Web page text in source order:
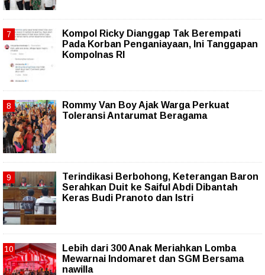
Kompol Ricky Dianggap Tak Berempati
Pada Korban Penganiayaan, Ini Tanggapan
Kompolnas RI
Rommy Van Boy Ajak Warga Perkuat
Toleransi Antarumat Beragama
Terindikasi Berbohong, Keterangan Baron
Serahkan Duit ke Saiful Abdi Dibantah
Keras Budi Pranoto dan Istri
Lebih dari 300 Anak Meriahkan Lomba
Mewarnai Indomaret dan SGM Bersama
nawilla